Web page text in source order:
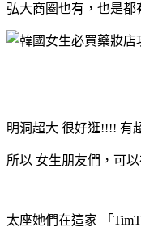
弘大商圈也有，也是都
明洞超大 很好逛!!!! 有
所以 女生朋友們，可
太座她們在這家 「